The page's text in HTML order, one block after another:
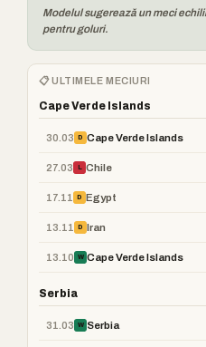
Modelul sugerează un meci
pentru goluri.
📋 ULTIMELE MECIURI
Cape Verde Islands
30.03 D Cape Verde Islands
27.03 L Chile
17.11 D Egypt
13.11 D Iran
13.10 W Cape Verde Islands
Serbia
31.03 W Serbia